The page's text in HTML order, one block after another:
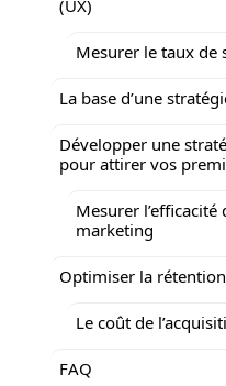
(UX)
Mesurer le taux de
La base d’une
Développer une
pour attirer vos
Mesurer
marketing
Optimiser la
Le coût de
FAQ